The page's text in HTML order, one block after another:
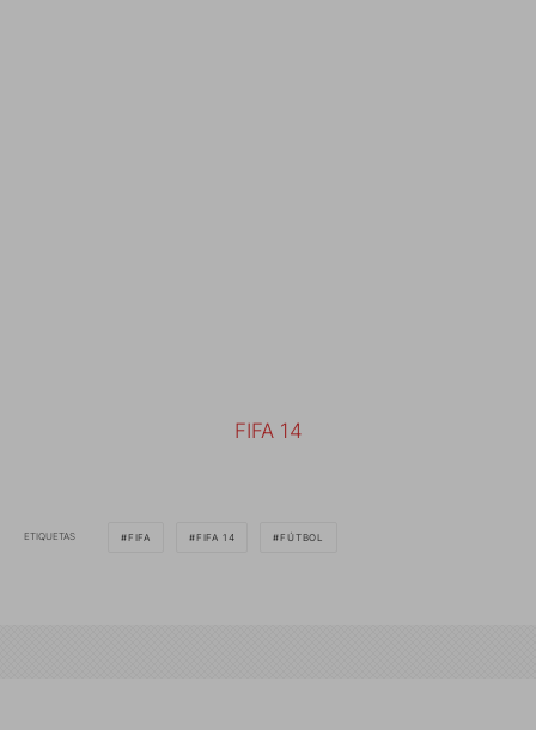
FIFA 14
ETIQUETAS FIFA FIFA 14 FÚTBOL